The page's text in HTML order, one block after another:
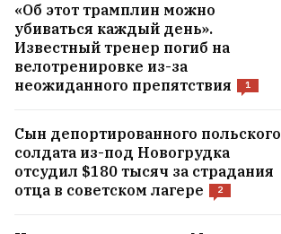
«Об этот трамплин можно
убиваться каждый день».
Известный тренер погиб на
велотренировке из-за
неожиданного препятствия
1
Сын депортированного польского
солдата из-под Новогрудка
отсудил $180 тысяч за страдания
отца в советском лагере
2